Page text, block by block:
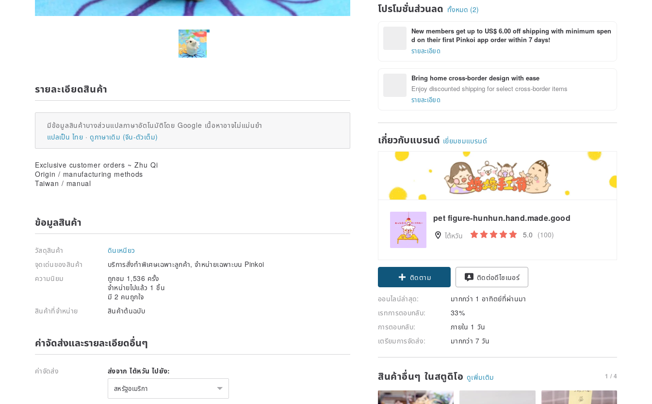
โปรโมชั่นส่วนลด ทั้งหมด (2)
New members get up to US$ 6.00 off shipping with minimum spen
d on their first Pinkoi app order within 7 days!
รายละเอียด
Bring home cross-border design with ease
Enjoy discounted shipping for select cross-border items
รายละเอียด
เกี่ยวกับแบรนด์ เยี่ยมชมแบรนด์
pet figure-hunhun.hand.made.good
ไต้หวัน 5.0 (100)
ติดตาม ติดต่อดีไซเนอร์
ออนไลน์ล่าสุด:
มากกว่า 1 อาทิตย์ที่ผ่านมา
เรทการตอบกลับ:
33%
การตอบกลับ:
ภายใน 1 วัน
เตรียมการจัดส่ง:
มากกว่า 7 วัน
สินค้าอื่นๆ ในสตูดิโอ ดูเพิ่มเติม 1 / 4
รายละเอียดสินค้า
มีข้อมูลสินค้าบางส่วนแปลภาษาอัตโนมัติโดย Google เนื้อหาอาจไม่แม่นยำ
แปลเป็น ไทย
ดูภาษาเดิม (จีน-ตัวเต็ม)
Exclusive customer orders ~ Zhu Qi
Origin / manufacturing methods
Taiwan / manual
ข้อมูลสินค้า
วัสดุสินค้า
ดินเหนียว
จุดเด่นของสินค้า
บริการสั่งทำพิเศษเฉพาะลูกค้า, จำหน่ายเฉพาะบน Pinkoi
ความนิยม
ถูกชม 1,536 ครั้ง
จำหน่ายไปแล้ว 1 ชิ้น
มี 2 คนถูกใจ
สินค้าที่จำหน่าย
สินค้าต้นฉบับ
ค่าจัดส่งและรายละเอียดอื่นๆ
ค่าจัดส่ง ส่งจาก ไต้หวัน ไปยัง:
สหรัฐอเมริกา